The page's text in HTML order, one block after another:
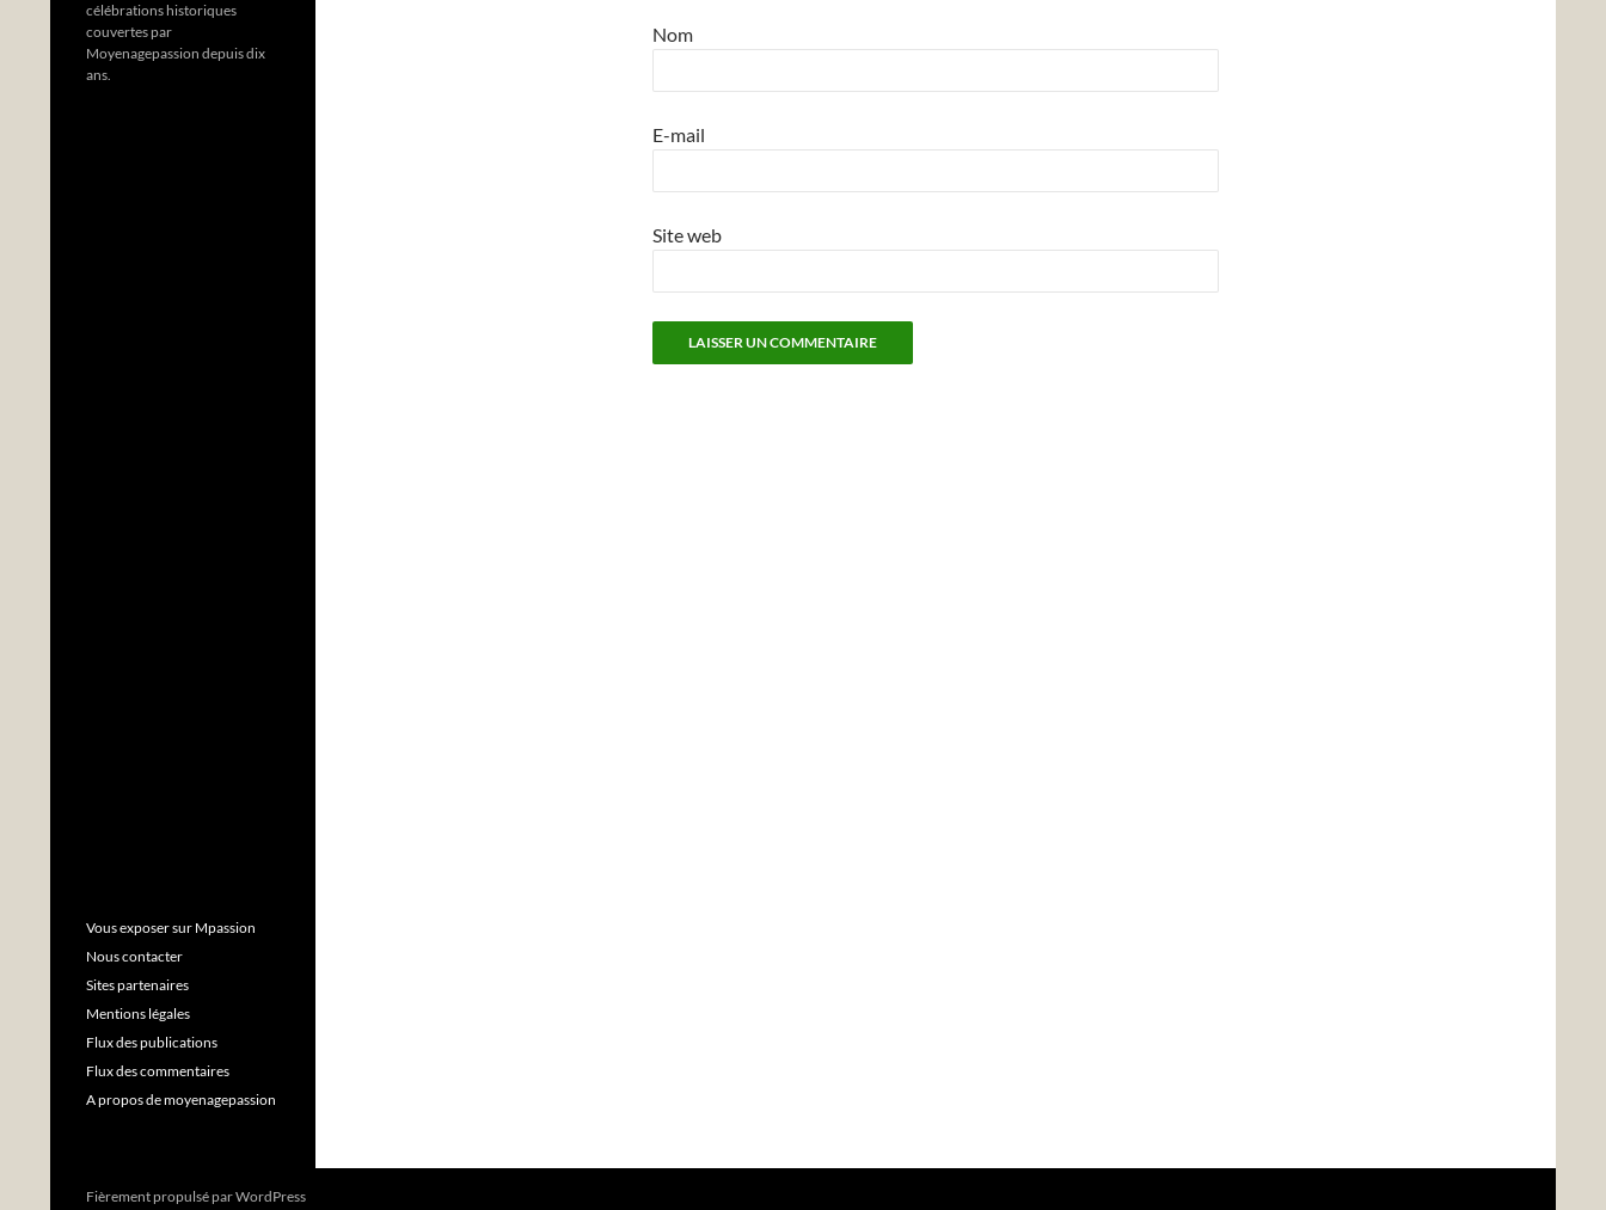
Nom
E-mail
Site web
célébrations historiques
couvertes par
Moyenagepassion depuis dix
ans.
Vous exposer sur Mpassion
Nous contacter
Sites partenaires
Mentions légales
Flux des publications
Flux des commentaires
A propos de moyenagepassion
Fièrement propulsé par WordPress